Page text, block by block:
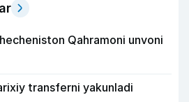
Qahramoni unvoni
transferni yakunladi